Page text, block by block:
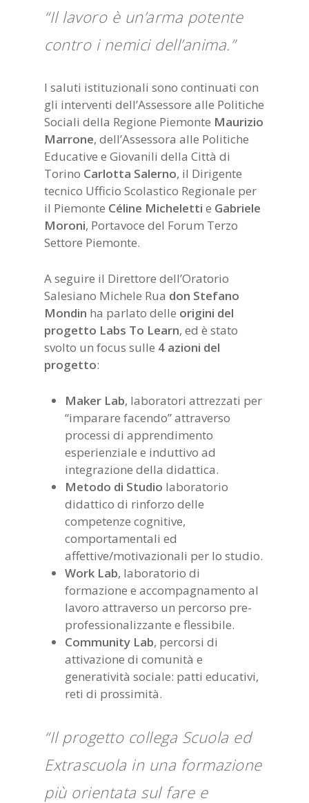
“Il lavoro è un’arma potente
contro i nemici dell’anima.”
I saluti istituzionali sono continuati con
gli interventi dell’Assessore alle Politiche
Sociali della Regione Piemonte Maurizio
Marrone, dell’Assessora alle Politiche
Educative e Giovanili della Città di
Torino Carlotta Salerno, il Dirigente
tecnico Ufficio Scolastico Regionale per
il Piemonte Céline Micheletti e Gabriele
Moroni, Portavoce del Forum Terzo
Settore Piemonte.
A seguire il Direttore dell’Oratorio
Salesiano Michele Rua don Stefano
Mondin ha parlato delle origini del
progetto Labs To Learn, ed è stato
svolto un focus sulle 4 azioni del
progetto:
Maker Lab, laboratori attrezzati per
“imparare facendo” attraverso
processi di apprendimento
esperienziale e induttivo ad
integrazione della didattica.
Metodo di Studio laboratorio
didattico di rinforzo delle
competenze cognitive,
comportamentali ed
affettive/motivazionali per lo studio.
Work Lab, laboratorio di
formazione e accompagnamento al
lavoro attraverso un percorso pre-
professionalizzante e flessibile.
Community Lab, percorsi di
attivazione di comunità e
generatività sociale: patti educativi,
reti di prossimità.
“Il progetto collega Scuola ed
Extrascuola in una formazione
più orientata sul fare e